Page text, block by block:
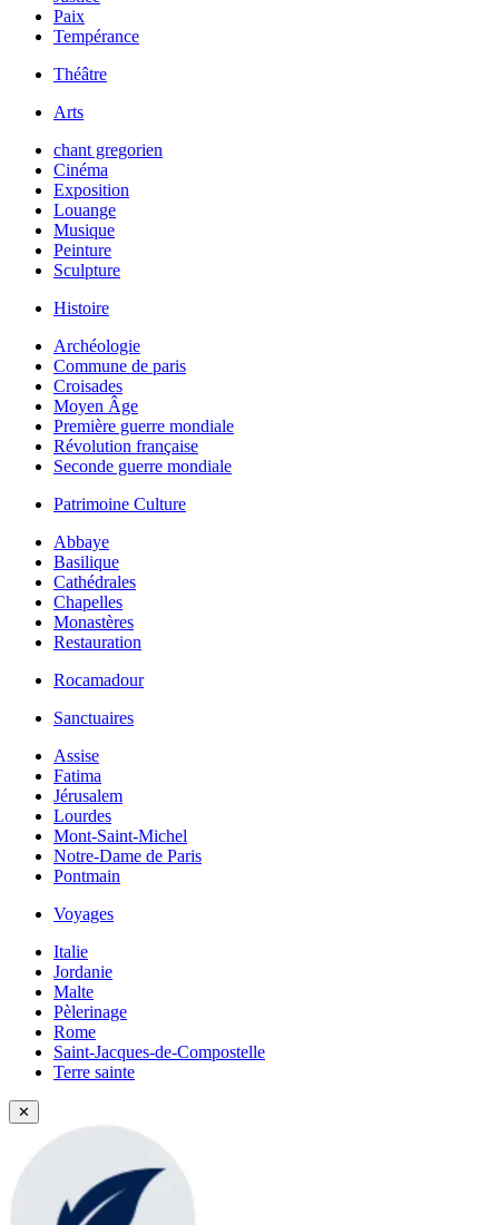
Paix
Tempérance
Théâtre
Arts
chant gregorien
Cinéma
Exposition
Louange
Musique
Peinture
Sculpture
Histoire
Archéologie
Commune de paris
Croisades
Moyen Âge
Première guerre mondiale
Révolution française
Seconde guerre mondiale
Patrimoine Culture
Abbaye
Basilique
Cathédrales
Chapelles
Monastères
Restauration
Rocamadour
Sanctuaires
Assise
Fatima
Jérusalem
Lourdes
Mont-Saint-Michel
Notre-Dame de Paris
Pontmain
Voyages
Italie
Jordanie
Malte
Pèlerinage
Rome
Saint-Jacques-de-Compostelle
Terre sainte
✕